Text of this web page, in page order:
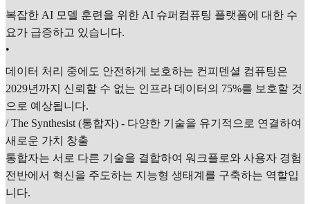
복잡한 AI 모델 훈련을 위한 AI 슈퍼컴퓨팅 플랫폼에 대한 수
요가 급증하고 있습니다.
•
데이터 처리 중에도 안전하게 보호하는 컨피덴셜 컴퓨팅은
2029년까지 신뢰할 수 없는 인프라 데이터의 75%를 보호할 것
으로 예상됩니다.
/ The Synthesist (통합자) - 다양한 기술을 유기적으로 연결하여
새로운 가치 창출
통합자는 서로 다른 기술을 결합하여 워크플로와 사용자 경험
전반에서 혁신을 주도하는 지능형 생태계를 구축하는 역할입
니다.